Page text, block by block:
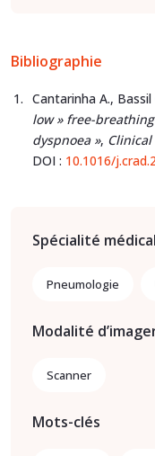
Bibliographie
Cantarinha A.,
low» free-
dyspnoea », Clinical
DOI : 10.1016/
Spécialité
Pneumologie
Modalité
Scanner
Mots-clés